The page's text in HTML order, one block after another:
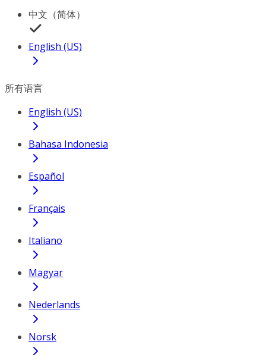
中文（简体）
English (US)
所有语言
English (US)
Bahasa Indonesia
Español
Français
Italiano
Magyar
Nederlands
Norsk